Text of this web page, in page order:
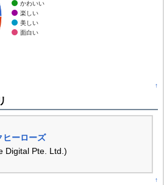
かわいい
楽しい
美しい
面白い
↑
ヒーローズ
Digital Pte. Ltd.)
↑